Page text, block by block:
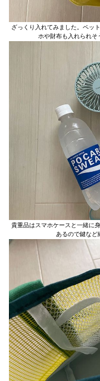
ざっくり入れてみました。ペッ
ホや財布も入れられそ
貴重品はスマホケースと一緒に
あるので鍵など